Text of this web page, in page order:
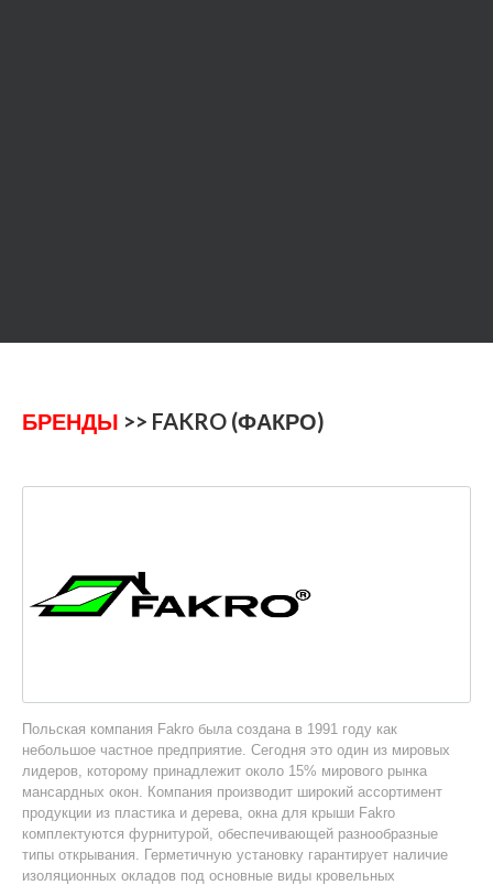
БРЕНДЫ >> FAKRO (ФАКРО)
Польская компания Fakro была создана в 1991 году как
небольшое частное предприятие. Сегодня это один из мировых
лидеров, которому принадлежит около 15% мирового рынка
мансардных окон. Компания производит широкий ассортимент
продукции из пластика и дерева, окна для крыши Fakro
комплектуются фурнитурой, обеспечивающей разнообразные
типы открывания. Герметичную установку гарантирует наличие
изоляционных окладов под основные виды кровельных